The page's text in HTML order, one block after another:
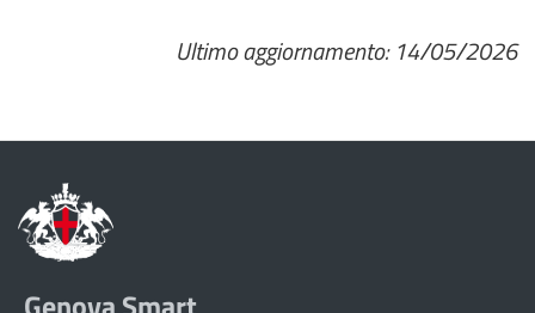
Ultimo aggiornamento: 14/05/2026